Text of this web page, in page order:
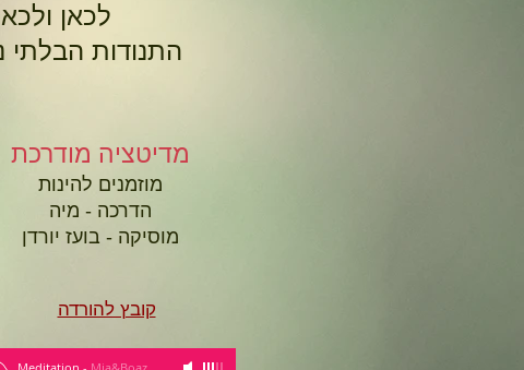
,לכאן
.התנודות
מדיטציה מודרכת
מוזמנים להינות
הדרכה - מיה
מוסיקה - בועז יורדן
קובץ להורדה